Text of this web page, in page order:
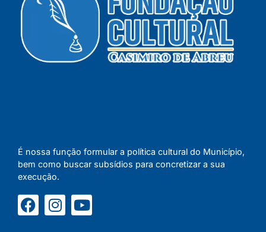
É nossa função formular a política cultural do Município,
bem como buscar subsídios para concretizar a sua
execução.